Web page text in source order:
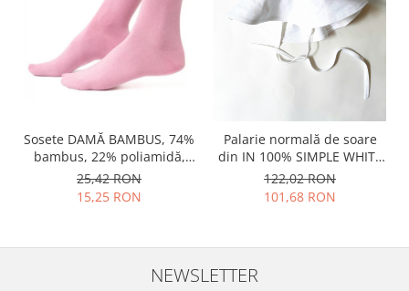
Sosete DAMĂ BAMBUS, 74%
bambus, 22% poliamidă,
3% elastan, 1% ppe preț pe
pereche
25,42 RON
15,25 RON
Palarie normală de soare
din IN 100% SIMPLE WHITE
cu fundița
122,02 RON
101,68 RON
NEWSLETTER